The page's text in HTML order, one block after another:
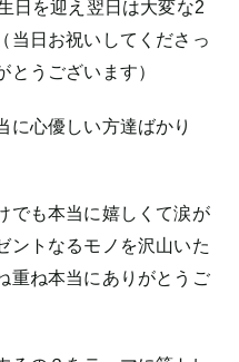
日を迎え翌日は大変な2
当日お祝いしてくださっ
とうございます）
に心優しい方達ばかり
でも本当に嬉しくて涙が
ントなるモノを沢山いた
重ね本当にありがとうご